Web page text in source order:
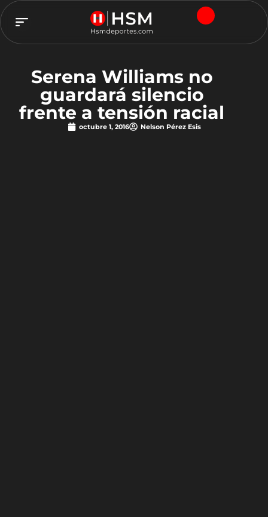
Serena Williams no
guardará silencio
frente a tensión racial
octubre 1, 2016 Nelson Pérez Esis